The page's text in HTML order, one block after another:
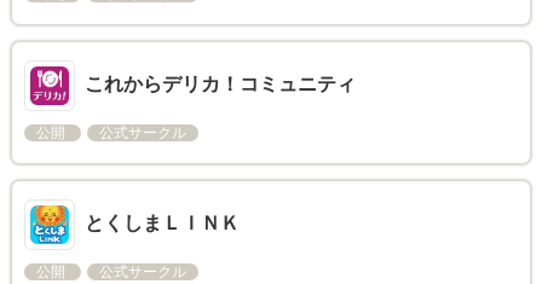
これからデリカ！コミュニティ
公開 公式サークル
とくしまＬＩＮＫ
公開 公式サークル